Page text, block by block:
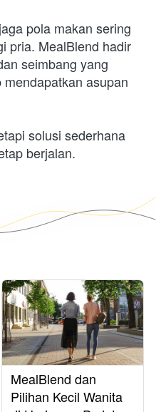
pola makan sering
pria. MealBlend hadir
seimbang yang
asupan
solusi sederhana
berjalan.
MealBlend dan
Pilihan Kecil Wanita